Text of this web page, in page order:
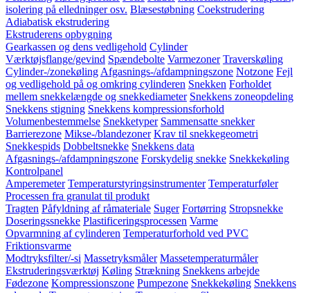
isolering på elledninger osv. Blæsestøbning Coekstrudering
Adiabatisk ekstrudering
Ekstruderens opbygning
Gearkassen og dens vedligehold Cylinder
Værktøjsflange/gevind Spændebolte Varmezoner Traverskøling
Cylinder-/zonekøling Afgasnings-/afdampningszone Notzone Fejl
og vedligehold på og omkring cylinderen Snekken Forholdet
mellem snekkelængde og snekkediameter Snekkens zoneopdeling
Snekkens stigning Snekkens kompressionsforhold
Volumenbestemmelse Snekketyper Sammensatte snekker
Barrierezone Mikse-/blandezoner Krav til snekkegeometri
Snekkespids Dobbeltsnekke Snekkens data
Afgasnings-/afdampningszone Forskydelig snekke Snekkekøling
Kontrolpanel
Amperemeter Temperaturstyringsinstrumenter Temperaturføler
Processen fra granulat til produkt
Tragten Påfyldning af råmateriale Suger Fortørring Stropsnekke
Doseringssnekke Plastificeringsprocessen Varme
Opvarmning af cylinderen Temperaturforhold ved PVC
Friktionsvarme
Modtryksfilter/-si Massetryksmåler Massetemperaturmåler
Ekstruderingsværktøj Køling Strækning Snekkens arbejde
Fødezone Kompressionszone Pumpezone Snekkekøling Snekkens